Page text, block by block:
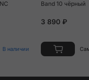
В наличии
Band 10 чёрный
3 890 ₽